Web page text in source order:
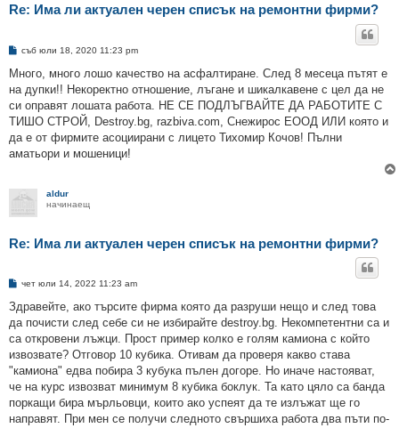
Re: Има ли актуален черен списък на ремонтни фирми?
М
е
и
е
съб юли 18, 2020 11:23 pm
Много, много лошо качество на асфалтиране. След 8 месеца пътят е
на дупки!! Некоректно отношение, лъгане и шикалкавене с цел да не
си оправят лошата работа. НЕ СЕ ПОДЛЪГВАЙТЕ ДА РАБОТИТЕ С
ТИШО СТРОЙ, Destroy.bg, razbiva.com, Снежирос ЕООД ИЛИ която и
да е от фирмите асоциирани с лицето Тихомир Кочов! Пълни
аматьори и мошеници!
aldur
начинаещ
Re: Има ли актуален черен списък на ремонтни фирми?
М
е
н
и
е
чет юли 14, 2022 11:23 am
Здравейте, ако търсите фирма която да разруши нещо и след това
да почисти след себе си не избирайте destroy.bg. Некомпетентни са и
са откровени лъжци. Прост пример колко е голям камиона с който
извозвате? Отговор 10 кубика. Отивам да проверя какво става
"камиона" едва побира 3 кубука пълен догоре. Но иначе настояват,
че на курс извозват минимум 8 кубика боклук. Та като цяло са банда
поркащи бира мърльовци, които ако успеят да те излъжат ще го
направят. При мен се получи следното свършиха работа два пъти по-